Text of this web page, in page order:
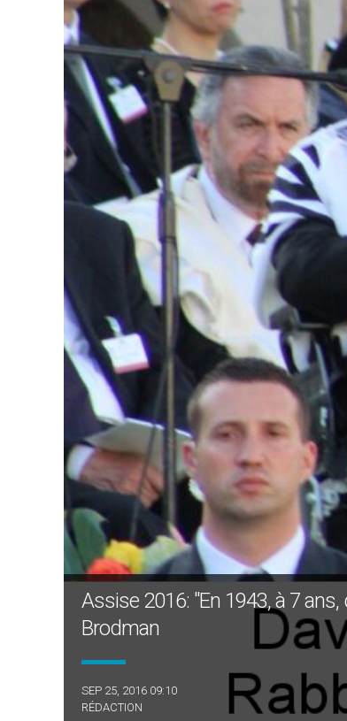
Assise 2016: "En 1943, à 7
Brodman
SEP 25, 2016 09:10
RÉDACTION